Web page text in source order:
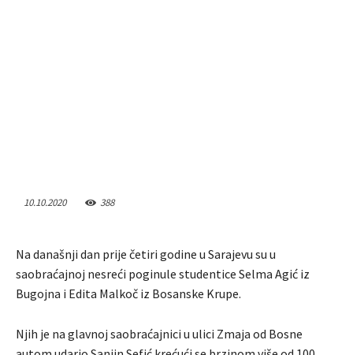
10.10.2020 388
Na današnji dan prije četiri godine u Sarajevu su u
saobraćajnoj nesreći poginule studentice Selma Agić iz
Bugojna i Edita Malkoč iz Bosanske Krupe.
Njih je na glavnoj saobraćajnici u ulici Zmaja od Bosne